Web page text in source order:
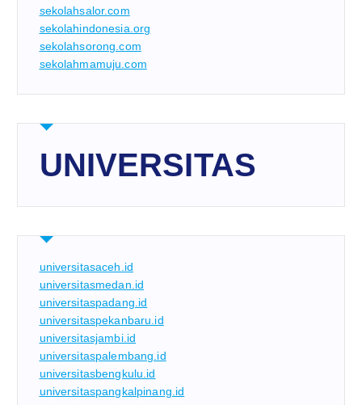
sekolahsalor.com
sekolahindonesia.org
sekolahsorong.com
sekolahmamuju.com
UNIVERSITAS
universitasaceh.id
universitasmedan.id
universitaspadang.id
universitaspekanbaru.id
universitasjambi.id
universitaspalembang.id
universitasbengkulu.id
universitaspangkalpinang.id